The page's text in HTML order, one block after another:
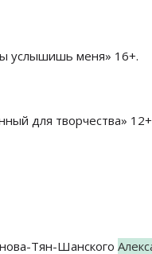
услышишь меня» 16+.
для творчества»
Тян-Шанского